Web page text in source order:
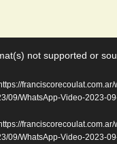
not supported or
franciscorecoulat.com.ar/
09/WhatsApp-Video-2023-
franciscorecoulat.com.ar/
09/WhatsApp-Video-2023-